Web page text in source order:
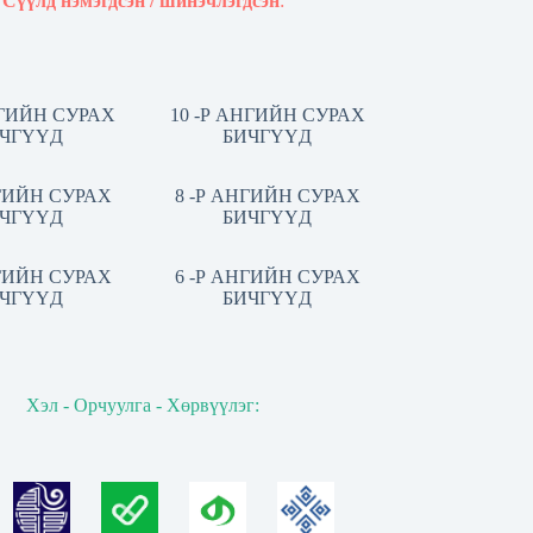
СУРАХ
10 -Р АНГИЙН СУРАХ
БИЧГҮҮД
СУРАХ
8 -Р АНГИЙН СУРАХ
БИЧГҮҮД
СУРАХ
6 -Р АНГИЙН СУРАХ
БИЧГҮҮД
Хэл - Орчуулга - Хөрвүүлэг: